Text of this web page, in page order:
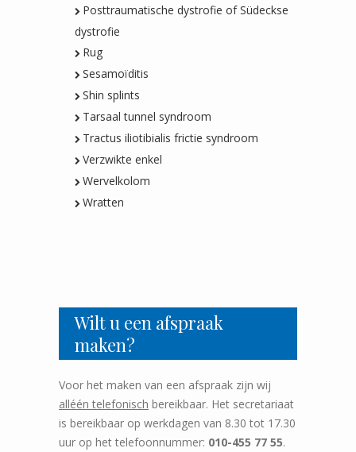
Posttraumatische dystrofie of Südeckse
dystrofie
Rug
Sesamoïditis
Shin splints
Tarsaal tunnel syndroom
Tractus iliotibialis frictie syndroom
Verzwikte enkel
Wervelkolom
Wratten
Wilt u een afspraak
maken?
Voor het maken van een afspraak zijn wij
alléén telefonisch bereikbaar. Het secretariaat
is bereikbaar op werkdagen van 8.30 tot 17.30
uur op het telefoonnummer: 010-455 77 55.